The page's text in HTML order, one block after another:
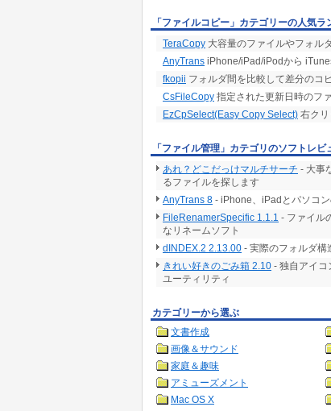
「ファイルコピー」カテゴリーの人気ラ
TeraCopy 大容量のファイルやフォル
AnyTrans iPhone/iPad/iPodから
fkopii フォルダ間を比較して差分のコ
CsFileCopy 指定された更新日時のフ
EzCpSelect(Easy Copy Select) 右ク
「ファイル管理」カテゴリのソフトレビ
あれ？どこだっけマルチサーチ - 大事
るファイルを探します
AnyTrans 8 - iPhone、iPadとパソコ
FileRenamerSpecific 1.1.1 - ファイル
なリネームソフト
dINDEX.2 2.13.00 - 実際のフォルダ構
きれい好きのごみ箱 2.10 - 独自アイコ
ユーティリティ
カテゴリーから選ぶ
文書作成
画像＆サウンド
家庭＆趣味
アミューズメント
Mac OS X